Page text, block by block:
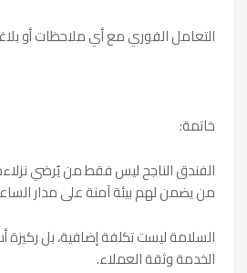
التعامل الفوري مع أي ملاحظات أو
خاتمة:
الفندق الناجح ليس فقط من يُرضي
من يضمن لهم بيئة آمنة على مدار
السلامة ليست تكلفة إضافية، بل
الخدمة وثقة العملاء.